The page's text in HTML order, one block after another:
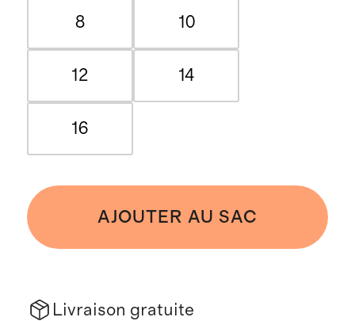
8 10
12 14
16
AJOUTER AU SAC
Livraison gratuite